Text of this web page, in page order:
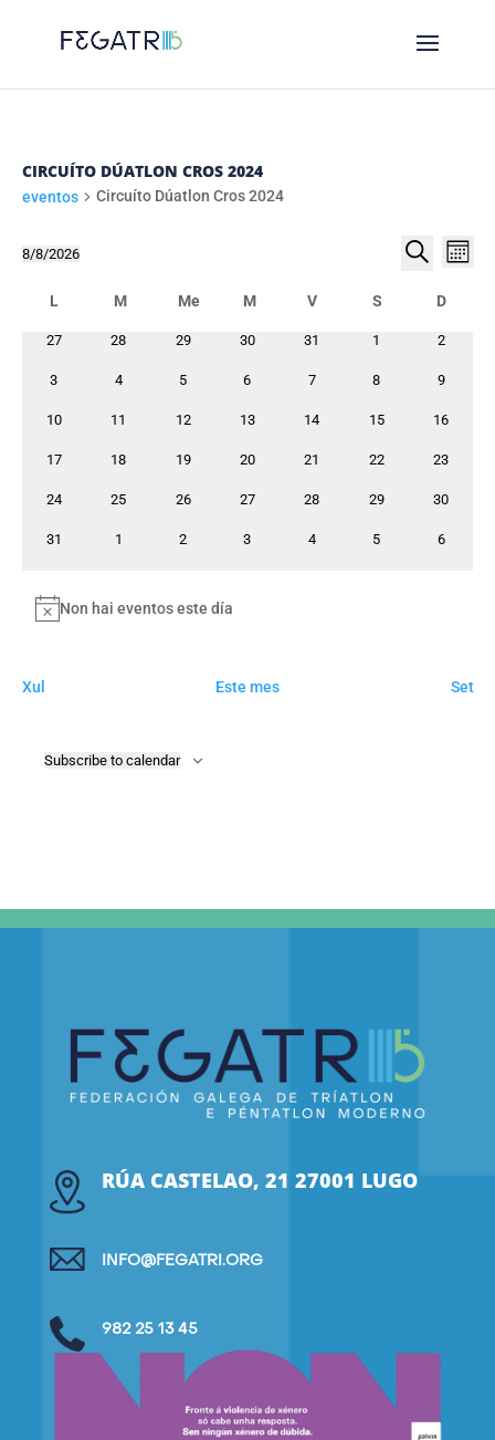
CIRCUÍTO DÚATLON CROS 2024
eventos Circuíto Dúatlon Cros 2024
EVENTOS
DE
DE
DE
Month
8/8/2026
date.CALENDARIO
DE
EVENTOS
LLuns
M
Me
M
V
S
D
0
27
0
28
0
29
0
30
0
31
01
0
2
0
3
0
4
0
5
0
6
0
7
0
8
0
9
010
011
012
013
014
015
016
017
018
019
0
20
0
21
0
22
0
23
0
24
0
25
0
26
0
27
0
28
0
29
0
30
0
31
01
0
2
0
3
0
4
0
5
0
6
Notice
Non hai eventos este día
Xul Este mes Set
Subscribe to calendar
RÚA CASTELAO, 21 27001 LUGO
INFO@FEGATRI.ORG
982 25 13 45